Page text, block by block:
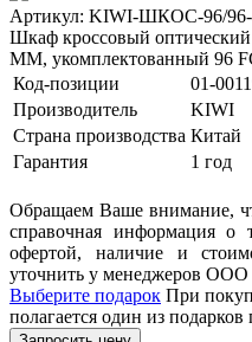
Артикул: KIWI-ШКОС-96/
Шкаф кроссовый
MM, укомплектованный 96
Код-позиции
01-
Производитель
KIWI
Страна производства Китай
Гарантия
1 год
Обращаем Ваше внимание,
справочная информация о
офертой, наличие и
уточнить у менеджеров
Выберите подарок При
полагается один из